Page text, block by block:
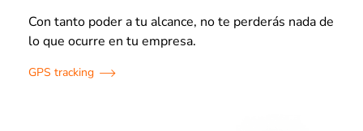
Con tanto poder a tu alcance, no te perderás nada de
lo que ocurre en tu empresa.
GPS tracking